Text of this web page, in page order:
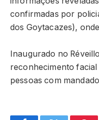
confirmadas por
dos Goytacazes),
Inaugurado no
reconhecimento facial
pessoas com